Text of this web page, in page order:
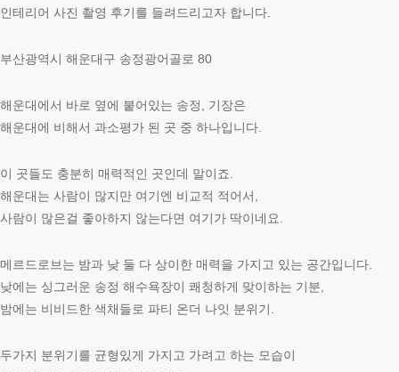
인테리어 사진 촬영 후기를 들려드리고자 합니다.
부산광역시 해운대구 송정광어골로 80
해운대에서 바로 옆에 붙어있는 송정, 기장은
해운대에 비해서 과소평가 된 곳 중 하나입니다.
이 곳들도 충분히 매력적인 곳인데 말이죠.
해운대는 사람이 많지만 여기엔 비교적 적어서,
사람이 많은걸 좋아하지 않는다면 여기가 딱이네요.
메르드로브는 밤과 낮 둘 다 상이한 매력을 가지고 있는 공간입니다.
낮에는 싱그러운 송정 해수욕장이 쾌청하게 맞이하는 기분,
밤에는 비비드한 색채들로 파티 온더 나잇 분위기.
두가지 분위기를 균형있게 가지고 가려고 하는 모습이